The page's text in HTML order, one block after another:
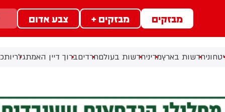
מבזקים מבזקים + צבע אדום
חדשות בארץמדיניחדשות בעולםחרדיםברוך דיין האמתגלריות